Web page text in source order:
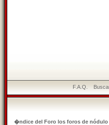
F.A.Q.
�ndice del Foro los foros de nódulo